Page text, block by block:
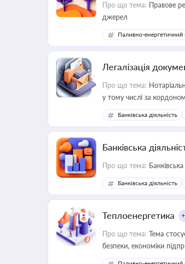
Про що тема: Правове
джерел
Паливно-енергетичний
Легалізація
Про що тема:
у тому числі за
ризиків недійсності та
Банківська діяльність
Банківська
Про що тема:
Банківська діяльність
Теплоенергетика
Про що тема: Тема
безпеки, економіки